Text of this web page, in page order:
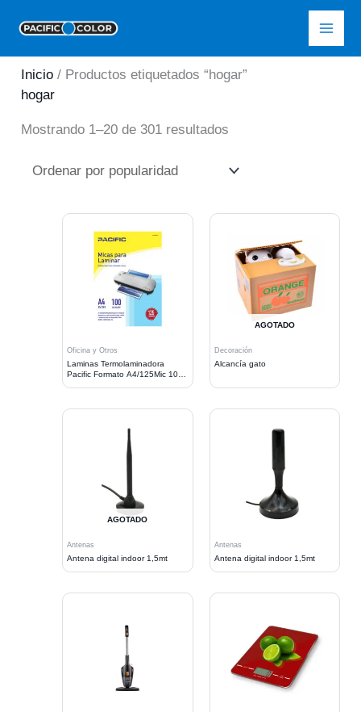
contenido
Inicio / Productos etiquetados “hogar”
hogar
Mostrando 1–20 de 301 resultados
popularidad
Oficina y Otros
Laminas Termolaminadora
Pacific Formato A4/125Mic 100
AGOTADO
Decoración
Alcancía gato
AGOTADO
Antenas
Antena digital indoor 1,5mt
Antenas
Antena digital indoor 1,5mt